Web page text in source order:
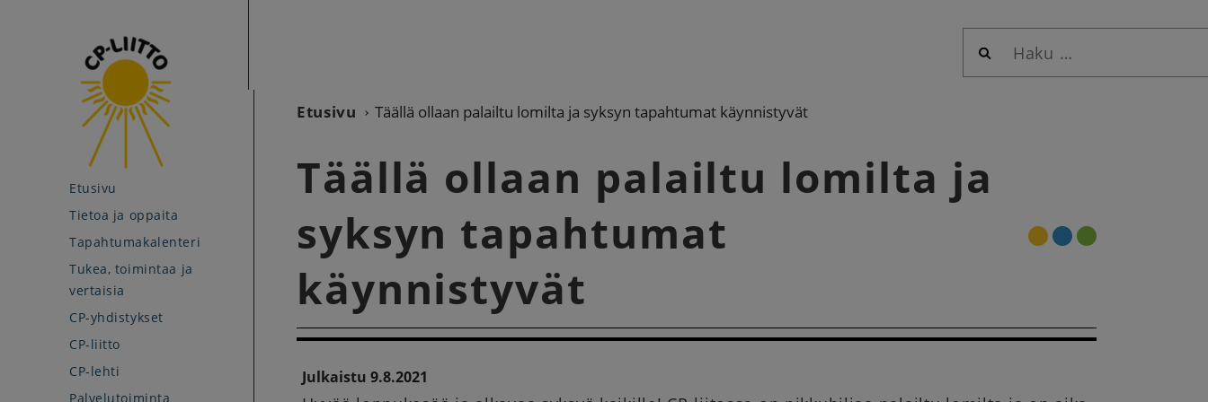
Etusivu
Tietoa ja oppaita
Tapahtumakalenteri
Tukea, toimintaa ja
vertaisia
CP-yhdistykset
CP-liitto
CP-lehti
Palvelutoiminta
Etusivu Täällä ollaan palailtu lomilta ja syksyn tapahtumat käynnistyvät
Täällä ollaan palailtu lomilta ja
syksyn tapahtumat
käynnistyvät
Julkaistu 9.8.2021